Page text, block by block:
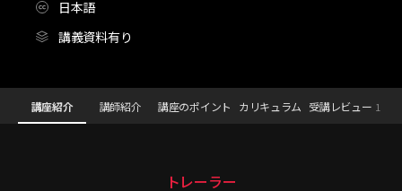
日本語
講義資料有り
3Dキャラクターアーティスト,シン・ミンジョン_신민정
Configuration Information Shortcuts
講座紹介 講師紹介 講座のポイント カリキュラム 受講レビュー 1
トレーラー